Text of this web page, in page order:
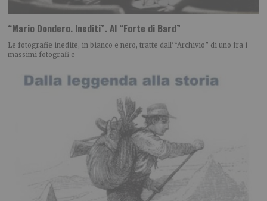
“Mario Dondero. Inediti”. Al “Forte di Bard”
Le fotografie inedite, in bianco e nero, tratte dall’“Archivio” di uno fra i
massimi fotografi e